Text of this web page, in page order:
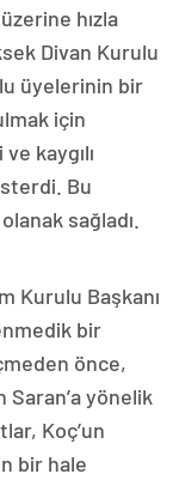
hızla
Divan Kurulu
üyelerinin bir
için
kaygılı
Bu
sağladı.
Kurulu Başkanı
bir
önce,
yönelik
Koç’un
bir hale